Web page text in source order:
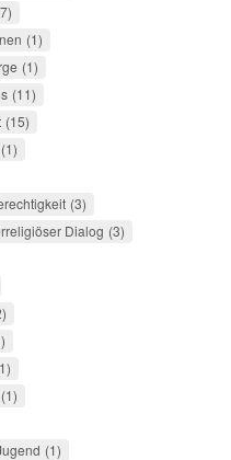
7
1
1
11
15
1
3
Dialog 3
1
1
1